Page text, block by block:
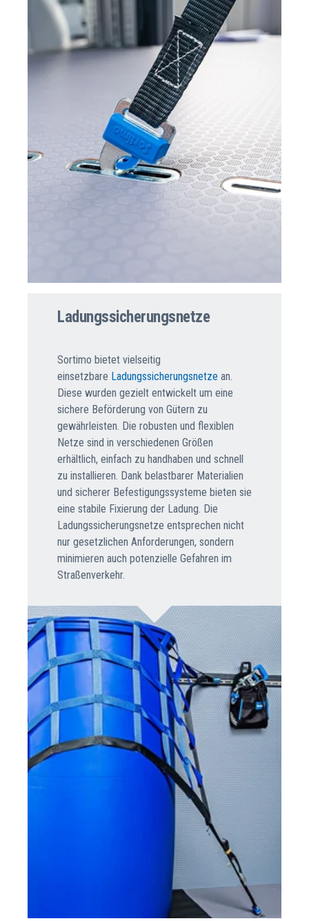
Ladungssicherungsnetze
Sortimo bietet vielseitig
einsetzbare Ladungssicherungsnetze an.
Diese wurden gezielt entwickelt um eine
sichere Beförderung von Gütern zu
gewährleisten. Die robusten und flexiblen
Netze sind in verschiedenen Größen
erhältlich, einfach zu handhaben und schnell
zu installieren. Dank belastbarer Materialien
und sicherer Befestigungssysteme bieten sie
eine stabile Fixierung der Ladung. Die
Ladungssicherungsnetze entsprechen nicht
nur gesetzlichen Anforderungen, sondern
minimieren auch potenzielle Gefahren im
Straßenverkehr.